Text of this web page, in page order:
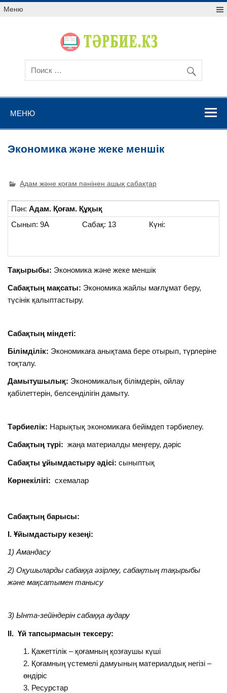
Меню
МЕНЮ
Экономика және жеке меншік
Адам және қоғам пәнінен ашық сабақтар
Пән:Адам. Қоғам. Құқық
Сынып: 9А
Сабақ: 13 Күні:
Тақырыбы: Экономика және жеке меншік
Сабақтың мақсаты: Экономика жайлы мағлұмат беру,
түсінік қалыптастыру.
Сабақтың міндеті:
Білімділік: Экономикаға анықтама бере отырып, түрлеріне
тоқталу.
Дамытушылық: Экономикалық білімдерін, ойлау
қабілеттерін, белсенділігін дамыту.
Тәрбиелік: Нарықтық экономикаға бейімдеп тәрбиелеу.
Сабақтың түрі: жаңа материалды меңгеру, дәріс
Сабақты ұйымдастыру әдісі: сыныптық
Көрнекілігі: схемалар
Сабақтың барысы:
І. Ұйымдастыру кезеңі:
1) Амандасу
2) Оқушыларды сабаққа әзірлеу, сабақтың тақырыбы
және мақсатымен танысу
3) Ынта-зейіндерін сабаққа аудару
ІІ. Үй тапсырмасын тексеру:
Қажеттілік – қоғамның қозғаушы күші
Қоғамның үстемелі дамуының материалдық негізі –
өндіріс
Ресурстар